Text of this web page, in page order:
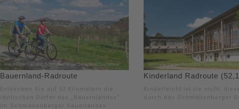
Bauernland-Radroute
Entdecken Sie auf 53 Kilometern die
idyllischen Dörfer des „Bauernlandes“
im Schmallenberger Sauerlandes.
Kinderland Radroute
Kinderleicht ist sie nicht, diese
durch das Schmallenberger